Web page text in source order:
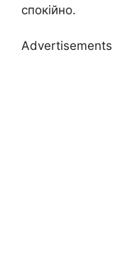
спокійно.
Advertisements